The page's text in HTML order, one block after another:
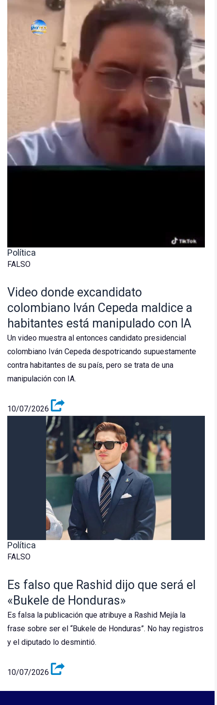
Política
FALSO
Video donde excandidato
colombiano Iván Cepeda maldice a
habitantes está manipulado con IA
Un video muestra al entonces candidato presidencial
colombiano Iván Cepeda despotricando supuestamente
contra habitantes de su país, pero se trata de una
manipulación con IA.
10/07/2026
Política
FALSO
Es falso que Rashid dijo que será el
«Bukele de Honduras»
Es falsa la publicación que atribuye a Rashid Mejía la
frase sobre ser el “Bukele de Honduras”. No hay registros
y el diputado lo desmintió.
10/07/2026